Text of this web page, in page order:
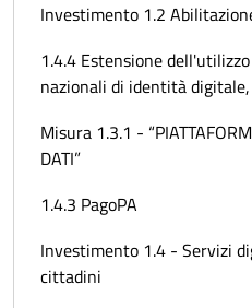
Investimento 1.2
1.4.4 Estensione
nazionali di identità digitale,
Misura 1.3.1 -
DATI”
1.4.3 PagoPA
Investimento 1.4 - Servizi
cittadini